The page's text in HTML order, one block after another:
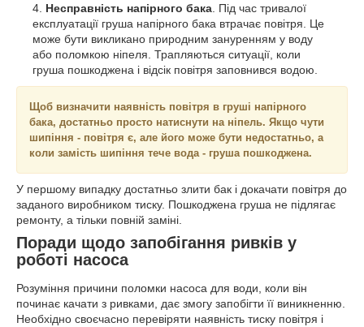
Несправність напірного бака . Під час тривалої
експлуатації груша напірного бака втрачає повітря. Це
може бути викликано природним зануренням у воду
або поломкою ніпеля. Трапляються ситуації, коли
груша пошкоджена і відсік повітря заповнився водою.
Щоб визначити наявність повітря в груші напірного
бака, достатньо просто натиснути на ніпель. Якщо чути
шипіння - повітря є, але його може бути недостатньо, а
коли замість шипіння тече вода - груша пошкоджена.
У першому випадку достатньо злити бак і докачати повітря до
заданого виробником тиску. Пошкоджена груша не підлягає
ремонту, а тільки повній заміні.
Поради щодо запобігання ривків у
роботі насоса
Розуміння причини поломки насоса для води, коли він
починає качати з ривками, дає змогу запобігти її виникненню.
Необхідно своєчасно перевіряти наявність тиску повітря і